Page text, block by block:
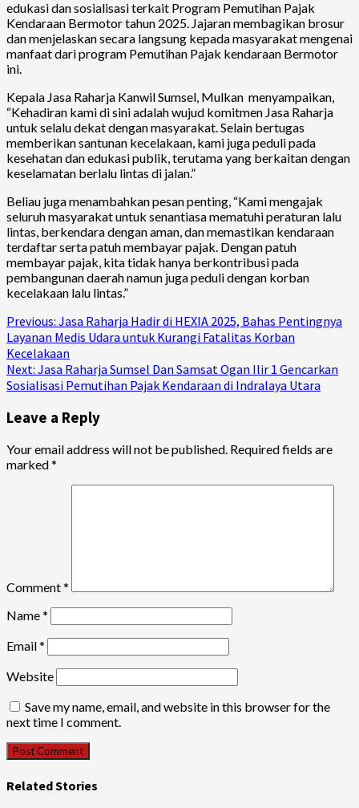
edukasi dan sosialisasi terkait Program Pemutihan Pajak
Kendaraan Bermotor tahun 2025. Jajaran membagikan brosur
dan menjelaskan secara langsung kepada masyarakat mengenai
manfaat dari program Pemutihan Pajak kendaraan Bermotor
ini.
Kepala Jasa Raharja Kanwil Sumsel, Mulkan menyampaikan,
“Kehadiran kami di sini adalah wujud komitmen Jasa Raharja
untuk selalu dekat dengan masyarakat. Selain bertugas
memberikan santunan kecelakaan, kami juga peduli pada
kesehatan dan edukasi publik, terutama yang berkaitan dengan
keselamatan berlalu lintas di jalan.”
Beliau juga menambahkan pesan penting, “Kami mengajak
seluruh masyarakat untuk senantiasa mematuhi peraturan lalu
lintas, berkendara dengan aman, dan memastikan kendaraan
terdaftar serta patuh membayar pajak. Dengan patuh
membayar pajak, kita tidak hanya berkontribusi pada
pembangunan daerah namun juga peduli dengan korban
kecelakaan lalu lintas.”
Continue
Reading
Previous: Jasa Raharja Hadir di HEXIA 2025, Bahas Pentingnya
Layanan Medis Udara untuk Kurangi Fatalitas Korban
Kecelakaan
Next: Jasa Raharja Sumsel Dan Samsat Ogan Ilir 1 Gencarkan
Sosialisasi Pemutihan Pajak Kendaraan di Indralaya Utara
Leave a Reply
Your email address will not be published. Required fields are
marked*
Comment*
Name*
Email*
Website
Save my name, email, and website in this browser for the
next time I comment.
Related Stories